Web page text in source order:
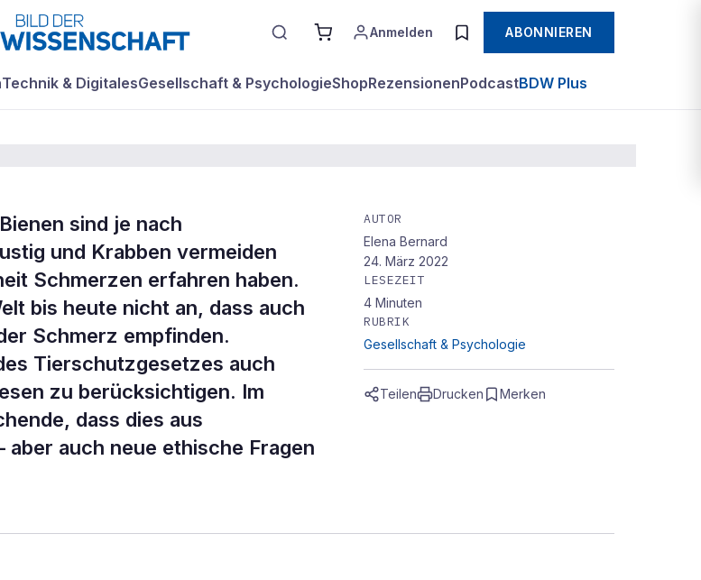
Anmelden ABONNIEREN
Technik & DigitalesGesellschaft & PsychologieShopRezensionenPodcastBDW Plus
werfen
sind je nach
und Krabben vermeiden
Schmerzen erfahren haben.
bis heute nicht an, dass auch
Schmerz empfinden.
Tierschutzgesetzes auch
zu berücksichtigen. Im
dass dies aus
auch neue ethische Fragen
AUTOR
Elena Bernard
24. März 2022
LESEZEIT
4 Minuten
RUBRIK
Gesellschaft & Psychologie
Teilen Drucken Merken